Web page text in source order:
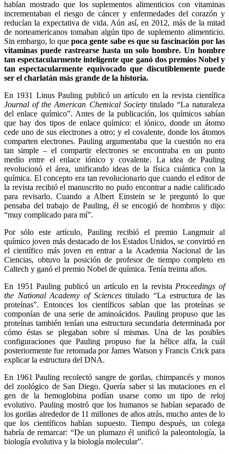
habían mostrado que los suplementos alimenticios con vitaminas
incrementaban el riesgo de cáncer y enfermedades del corazón y
reducían la expectativa de vida. Aún así, en 2012, más de la mitad
de norteamericanos tomaban algún tipo de suplemento alimenticio.
Sin embargo, lo quepoca gente sabe es que su fascinación por las
vitaminas puede rastrearse hasta un solo hombre. Un hombre
tan espectacularmente inteligente que ganó dos premios Nobel y
tan espectacularmente equivocado que discutiblemente puede
ser el charlatán más grande de la historia.
En 1931 Linus Pauling publicó un artículo en la revista científica
Journal of the American Chemical Societytitulado “La naturaleza
del enlace químico”. Antes de la publicación, los químicos sabían
que hay dos tipos de enlace químico: el iónico, donde un átomo
cede uno de sus electrones a otro; y el covalente, donde los átomos
comparten electrones. Pauling argumentaba que la cuestión no era
tan simple – el compartir electrones se encontraba en un punto
medio entre el enlace iónico y covalente. La idea de Pauling
revolucionó el área, unificando ideas de la física cuántica con la
química. El concepto era tan revolucionario que cuando el editor de
la revista recibió el manuscrito no pudo encontrar a nadie calificado
para revisarlo. Cuando a Albert Einstein se le preguntó lo que
pensaba del trabajo de Pauling, él se encogió de hombros y dijo:
“muy complicado para mí”.
Por sólo este artículo, Pauling recibió el premio Langmuir al
químico joven más destacado de los Estados Unidos, se convirtió en
el científico más joven en entrar a la Academia Nacional de las
Ciencias, obtuvo la posición de profesor de tiempo completo en
Caltech y ganó el premio Nobel de química. Tenía treinta años.
En 1951 Pauling publicó un artículo en la revista Proceedings of
the National Academy of Sciencestitulado “La estructura de las
proteínas”. Entonces los científicos sabían que las proteínas se
componían de una serie de aminoácidos. Pauling propuso que las
proteínas también tenían una estructura secundaria determinada por
cómo éstas se plegaban sobre sí mismas. Una de las posibles
configuraciones que Pauling propuso fue la hélice alfa, la cuál
posteriormente fue retomada por James Watson y Francis Crick para
explicar la estructura del DNA.
En 1961 Pauling recolectó sangre de gorilas, chimpancés y monos
del zoológico de San Diego. Quería saber si las mutaciones en el
gen de la hemoglobina podían usarse como un tipo de reloj
evolutivo. Pauling mostró que los humanos se habían separado de
los gorilas alrededor de 11 millones de años atrás, mucho antes de lo
que los científicos habían supuesto. Tiempo después, un colega
habría de remarcar: “De un plumazo él unificó la paleontología, la
biología evolutiva y la biología molecular”.